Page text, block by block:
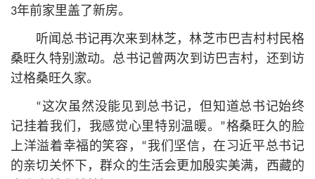
3年前家里盖了新房。
听闻总书记再次来到林芝，林芝市巴吉村村民格
桑旺久特别激动。总书记曾两次到访巴吉村，还到访
过格桑旺久家。
“这次虽然没能见到总书记，但知道总书记始终
记挂着我们，我感觉心里特别温暖。”格桑旺久的脸
上洋溢着幸福的笑容，“我们坚信，在习近平总书记
的亲切关怀下，群众的生活会更加殷实美满，西藏的